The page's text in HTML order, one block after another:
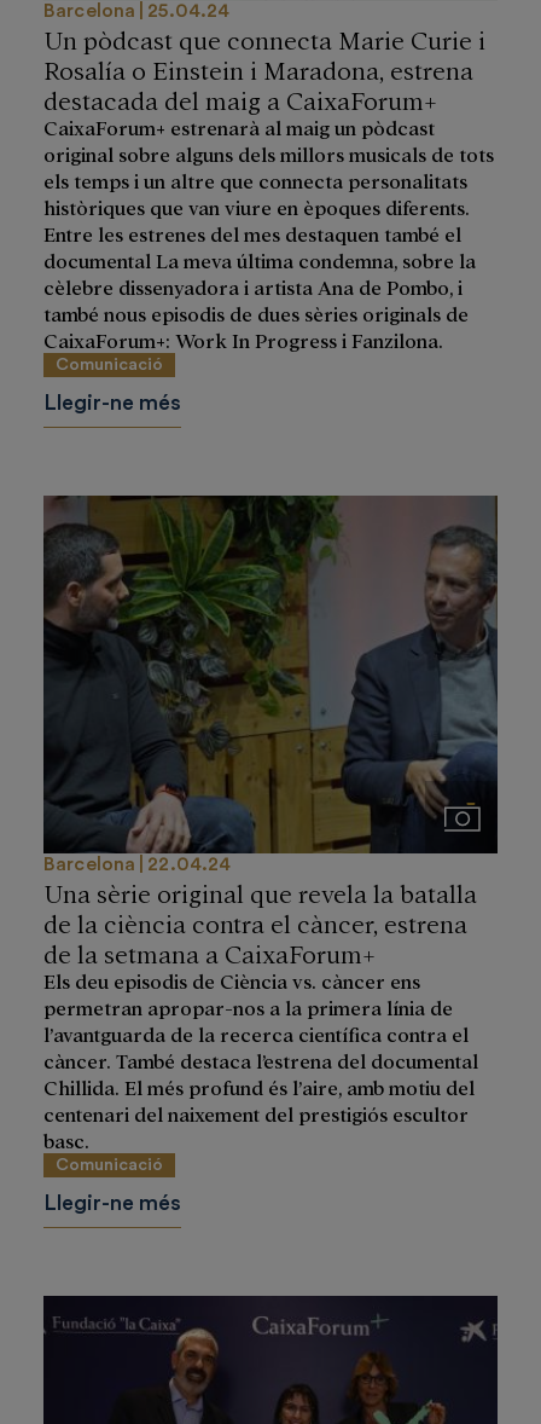
Barcelona 25.04.24
Un pòdcast que connecta Marie Curie i
Rosalía o Einstein i Maradona, estrena
destacada del maig a CaixaForum+
CaixaForum+ estrenarà al maig un pòdcast
original sobre alguns dels millors musicals de tots
els temps i un altre que connecta personalitats
històriques que van viure en èpoques diferents.
Entre les estrenes del mes destaquen també el
documental La meva última condemna, sobre la
cèlebre dissenyadora i artista Ana de Pombo, i
també nous episodis de dues sèries originals de
CaixaForum+: Work In Progress i Fanzilona.
Comunicació
Llegir-ne més
Imágenes
Barcelona 22.04.24
Una sèrie original que revela la batalla
de la ciència contra el càncer, estrena
de la setmana a CaixaForum+
Els deu episodis de Ciència vs. càncer ens
permetran apropar-nos a la primera línia de
l’avantguarda de la recerca científica contra el
càncer. També destaca l’estrena del documental
Chillida. El més profund és l’aire, amb motiu del
centenari del naixement del prestigiós escultor
basc.
Comunicació
Llegir-ne més